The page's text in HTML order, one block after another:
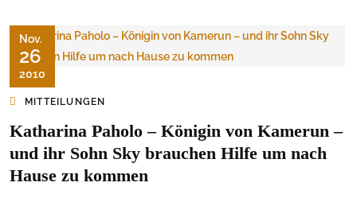
Nov.
26
2010
MITTEILUNGEN
Katharina Paholo – Königin von Kamerun –
und ihr Sohn Sky brauchen Hilfe um nach
Hause zu kommen